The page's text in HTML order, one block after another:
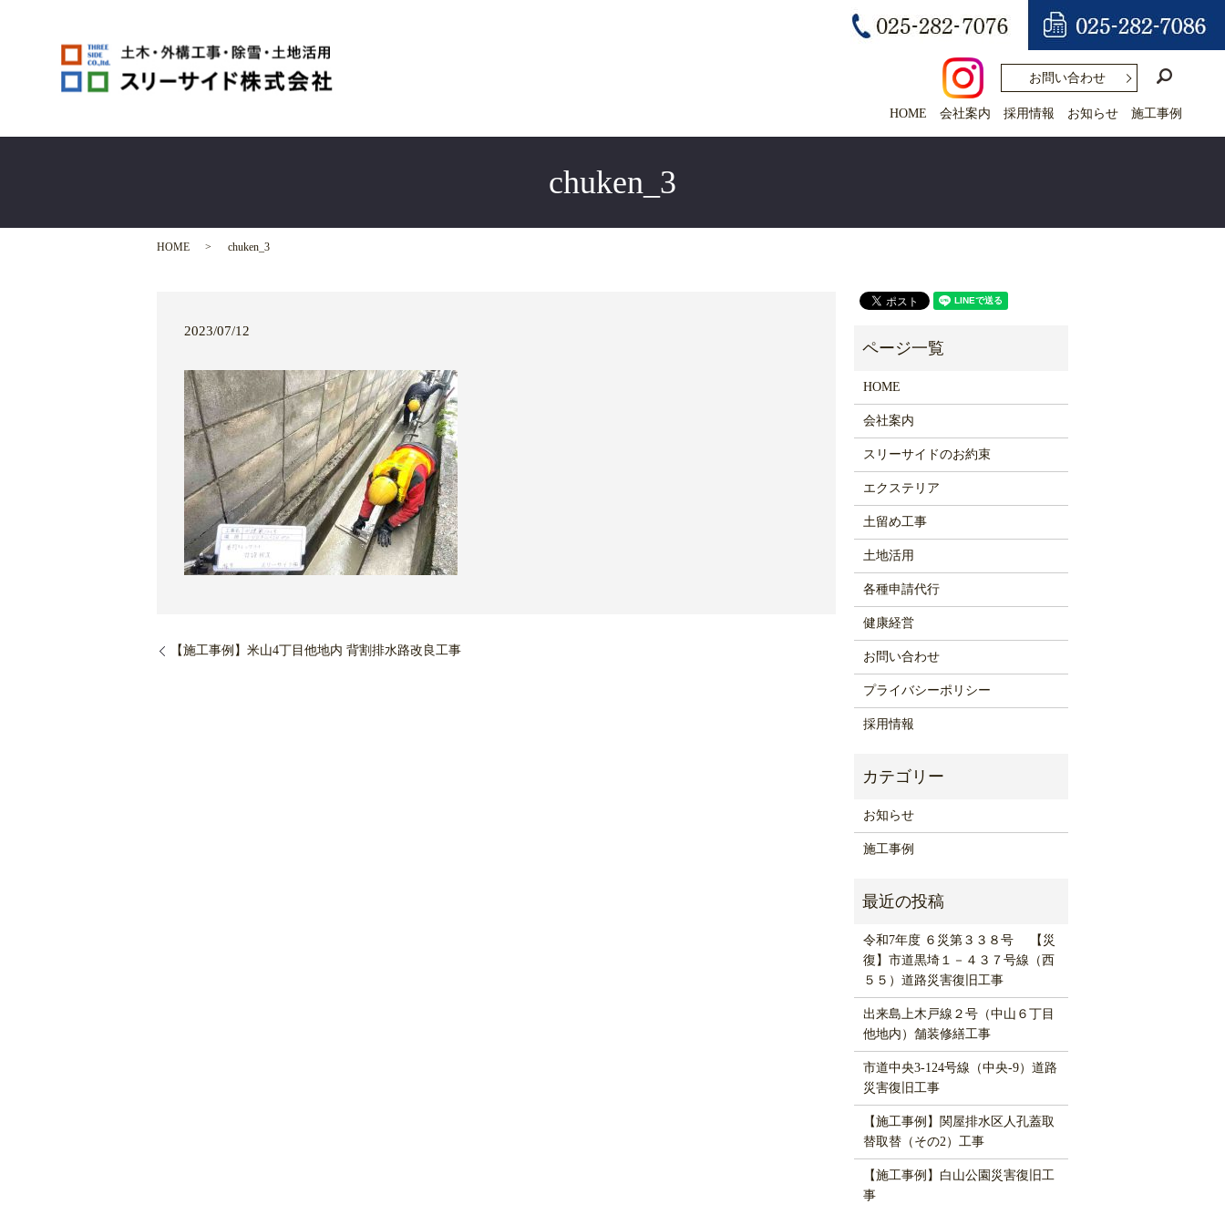
お問い合わせ
HOME 会社案内 採用情報 お知らせ 施工事例
chuken_3
HOME chuken_3
2023/07/12
【施工事例】米山4丁目他地内 背割排水路改良工事
HOME
会社案内
スリーサイドのお約束
エクステリア
土留め工事
土地活用
各種申請代行
健康経営
お問い合わせ
プライバシーポリシー
採用情報
お知らせ
施工事例
令和7年度 ６災第３３８号 【災
復】市道黒埼１－４３７号線（西
５５）道路災害復旧工事
出来島上木戸線２号（中山６丁目
他地内）舗装修繕工事
市道中央3-124号線（中央-9）道路
災害復旧工事
【施工事例】関屋排水区人孔蓋取
替取替（その2）工事
【施工事例】白山公園災害復旧工
事